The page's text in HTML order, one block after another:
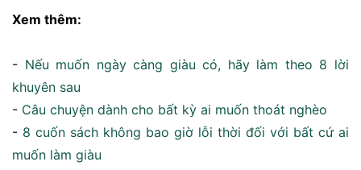
Xem thêm:
- Nếu muốn ngày càng giàu có, hãy làm theo 8 lời
khuyên sau
- Câu chuyện dành cho bất kỳ ai muốn thoát nghèo
- 8 cuốn sách không bao giờ lỗi thời đối với bất cứ ai
muốn làm giàu